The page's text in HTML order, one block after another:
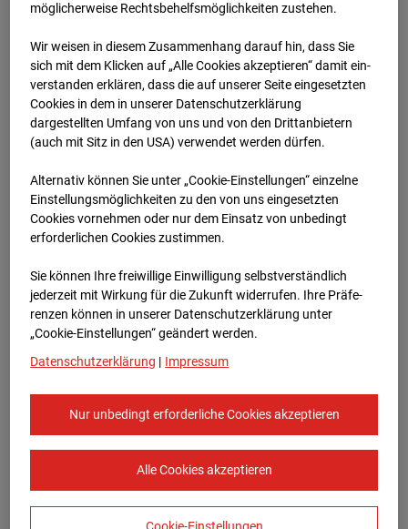
BC-145 - BV
Wohnquartett
Heddesheim
Heddesheim
Zur Übersicht
Archivdatum: 16.01.2024 10:48,
Europe/Berlin
möglicherweise Rechtsbehelfsmöglichkeiten zustehen.
Wir weisen in diesem Zusammenhang darauf hin, dass Sie
sich mit dem Klicken auf „Alle Cookies akzeptieren“ damit ein­
ver­standen erklären, dass die auf unserer Seite eingesetzten
Cookies in dem in unserer Datenschutzerklärung
dargestellten Umfang von uns und von den Drittanbietern
(auch mit Sitz in den USA) verwendet werden dürfen.
Alternativ können Sie unter „Cookie-Einstellungen“ einzelne
Einstellungsmöglichkeiten zu den von uns eingesetzten
Cookies vornehmen oder nur dem Einsatz von unbedingt
erforderlichen Cookies zustimmen.
Sie können Ihre freiwillige Einwilligung selbstverständlich
jederzeit mit Wirkung für die Zukunft widerrufen. Ihre Prä­fe­
renzen können in unserer Datenschutzerklärung unter
„Cookie-Einstellungen“ geändert werden.
Datenschutzerklärung | Impressum
Nur unbedingt erforderliche Cookies akzeptieren
Alle Cookies akzeptieren